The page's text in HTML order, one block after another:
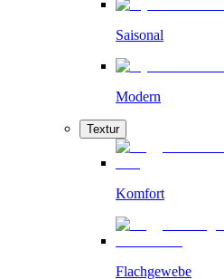
Saisonal
Modern
Textur
Komfort
Flachgewebe